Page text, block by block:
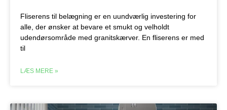
Fliserens til belægning er en uundværlig investering for
alle, der ønsker at bevare et smukt og velholdt
udendørsområde med granitskærver. En fliserens er med
til
LÆS MERE »